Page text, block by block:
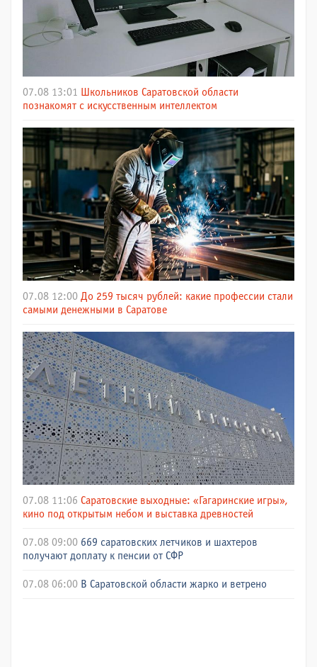
07.08 13:01
Школьников Саратовской области
познакомят с искусственным интеллектом
07.08 12:00 До 259 тысяч рублей: какие профессии стали
самыми денежными в Саратове
07.08 11:06 Саратовские выходные: «Гагаринские игры»,
кино под открытым небом и выставка древностей
07.08 09:00 669 саратовских летчиков и шахтеров
получают доплату к пенсии от СФР
07.08 06:00 В Саратовской области жарко и ветрено